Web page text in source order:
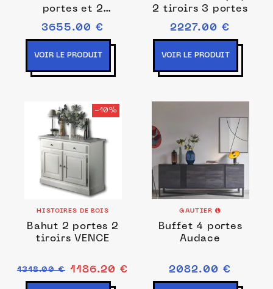
portes et 2
abattants
3655.00 €
VOIR LE PRODUIT
2 tiroirs 3 portes
2227.00 €
VOIR LE PRODUIT
-10%
HISTOIRES DE BOIS
Bahut 2 portes 2
tiroirs VENCE
1318.00 € 1186.20 €
GAUTIER
Buffet 4 portes
Audace
2082.00 €